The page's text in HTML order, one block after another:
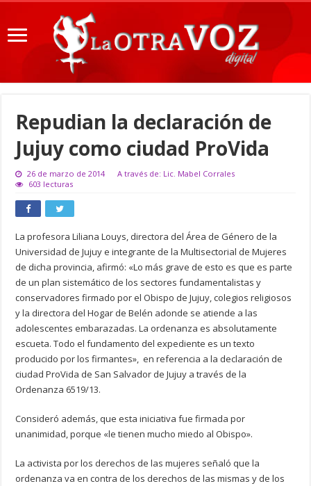
Repudian la declaración de
Jujuy como ciudad ProVida
26 de marzo de 2014
A través de: Lic. Mabel Corrales
603 lecturas
La profesora Liliana Louys, directora del Área de Género de la
Universidad de Jujuy e integrante de la Multisectorial de Mujeres
de dicha provincia, afirmó: «Lo más grave de esto es que es parte
de un plan sistemático de los sectores fundamentalistas y
conservadores firmado por el Obispo de Jujuy, colegios religiosos
y la directora del Hogar de Belén adonde se atiende a las
adolescentes embarazadas. La ordenanza es absolutamente
escueta. Todo el fundamento del expediente es un texto
producido por los firmantes», en referencia a la declaración de
ciudad ProVida de San Salvador de Jujuy a través de la
Ordenanza 6519/13.
Consideró además, que esta iniciativa fue firmada por
unanimidad, porque «le tienen mucho miedo al Obispo».
La activista por los derechos de las mujeres señaló que la
ordenanza va en contra de los derechos de las mismas y de los